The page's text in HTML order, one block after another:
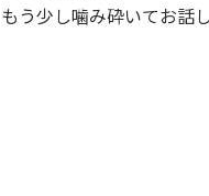
もう少し噛み砕いてお話